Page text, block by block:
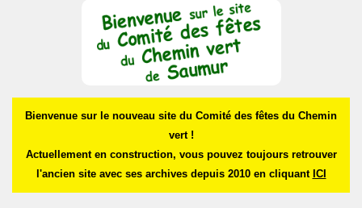
Bienvenue sur le nouveau site du Comité des fêtes du Chemin
vert !
Actuellement en construction, vous pouvez toujours retrouver
l'ancien site avec ses archives depuis 2010 en cliquant ICI